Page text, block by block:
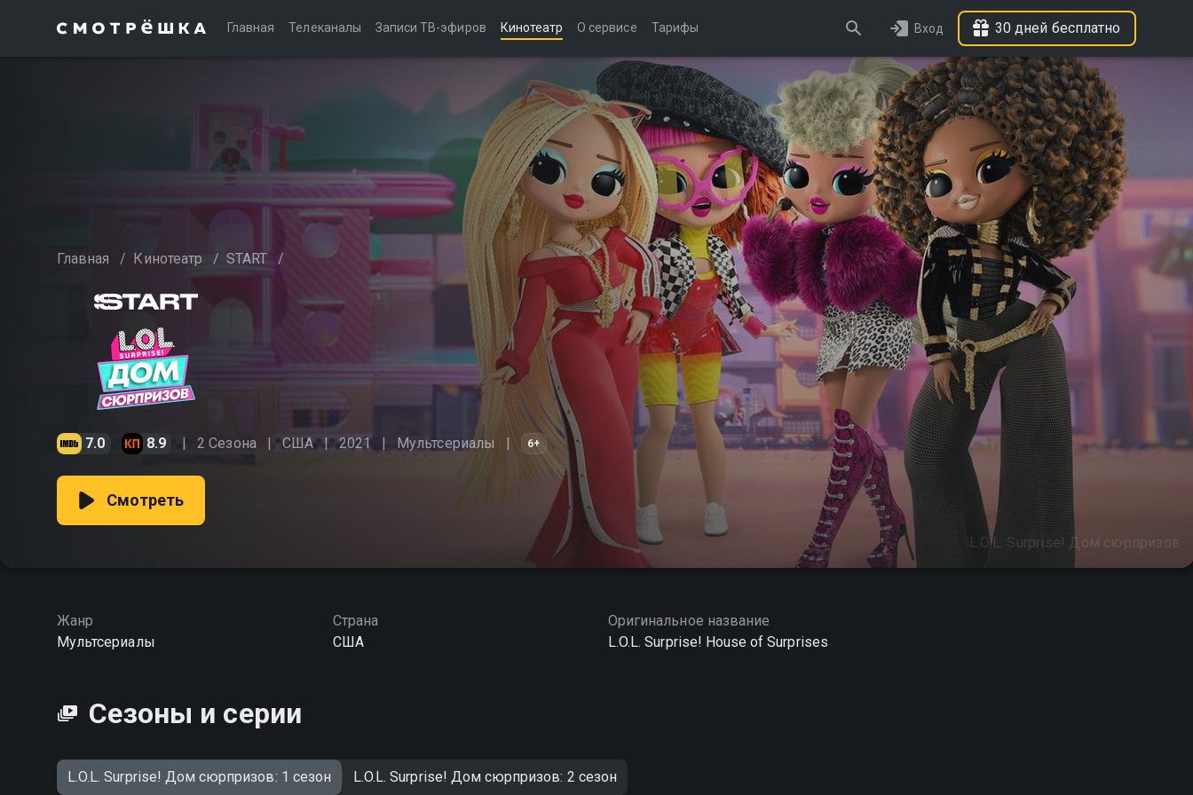
Главная Телеканалы Записи ТВ-эфиров Кинотеатр О сервисе Тарифы Вход 30 дней бесплатно
Главная / Кинотеатр / START /
7.0 8.9 2 Сезона США 2021 Мультсериалы 6+
L.O.L. Surprise! Дом сюрпризов
Смотреть
Жанр
Мультсериалы
Страна
США
Оригинальное название
L.O.L. Surprise! House of Surprises
Сезоны и серии
L.O.L. Surprise! Дом сюрпризов: 1 сезон L.O.L. Surprise! Дом сюрпризов: 2 сезон